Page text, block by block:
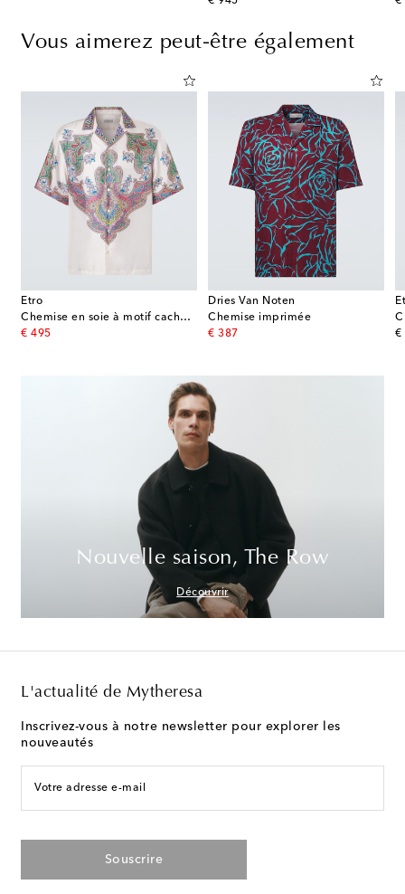
Vous aimerez peut-être également
Etro
Chemise en soie à motif cachemire
€ 495
original price
Dries Van Noten
Chemise imprimée
€ 387
original price €
Nouvelle saison, The Row
Découvrir
L'actualité de Mytheresa
Inscrivez-vous à notre newsletter pour explorer les
nouveautés
Votre adresse e-mail
Souscrire